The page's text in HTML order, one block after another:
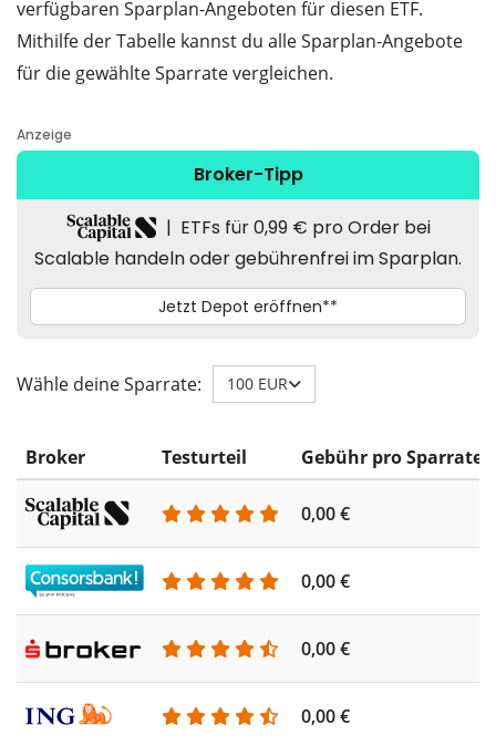
verfügbaren Sparplan-Angeboten für diesen ETF.
Mithilfe der Tabelle kannst du alle Sparplan-Angebote
für die gewählte Sparrate vergleichen.
Wähle deine Sparrate: 100 EUR
Broker Testurteil Gebühr pro Sparrate
0,00 €
0,00 €
0,00 €
0,00 €